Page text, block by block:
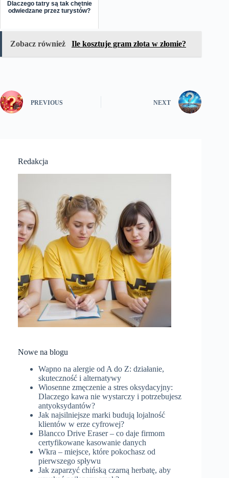
Dlaczego tatry są tak chętnie
odwiedzane przez turystów?
Zobacz również Ile kosztuje gram złota w złomie?
PREVIOUS NEXT
Redakcja
Nowe na blogu
Wapno na alergie od A do Z: działanie,
skuteczność i alternatywy
Wiosenne zmęczenie a stres oksydacyjny:
Dlaczego kawa nie wystarczy i potrzebujesz
antyoksydantów?
Jak najsilniejsze marki budują lojalność
klientów w erze cyfrowej?
Blancco Drive Eraser – co daje firmom
certyfikowane kasowanie danych
Wkra – miejsce, które pokochasz od
pierwszego spływu
Jak zaparzyć chińską czarną herbatę, aby